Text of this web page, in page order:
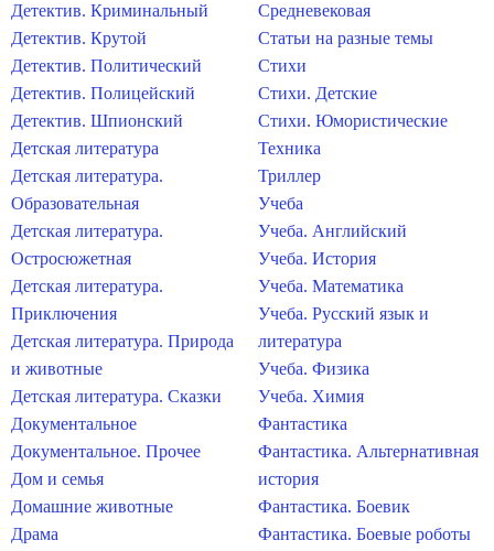
Детектив. Криминальный
Детектив. Крутой
Детектив. Политический
Детектив. Полицейский
Детектив. Шпионский
Детская литература
Детская литература.
Образовательная
Детская литература.
Остросюжетная
Детская литература.
Приключения
Детская литература. Природа
и животные
Детская литература. Сказки
Документальное
Документальное. Прочее
Дом и семья
Домашние животные
Драма
Средневековая
Статьи на разные темы
Стихи
Стихи. Детские
Стихи. Юмористические
Техника
Триллер
Учеба
Учеба. Английский
Учеба. История
Учеба. Математика
Учеба. Русский язык и
литература
Учеба. Физика
Учеба. Химия
Фантастика
Фантастика. Альтернативная
история
Фантастика. Боевик
Фантастика. Боевые роботы